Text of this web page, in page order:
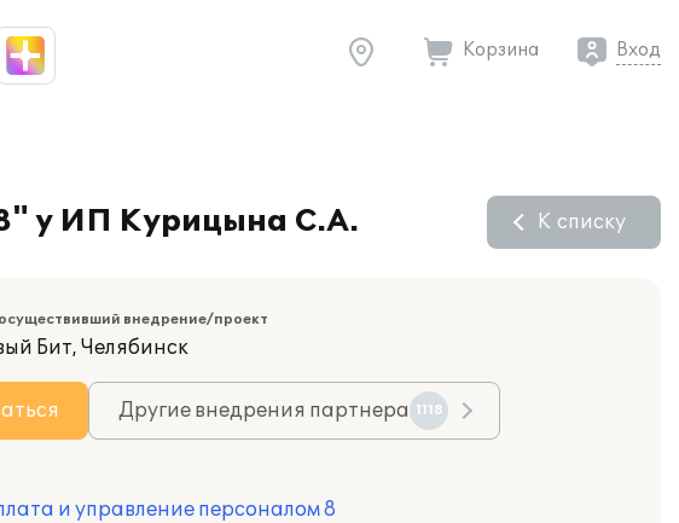
Корзина Вход
у ИП Курицына С.А. К списку
внедрение/проект
Бит, Челябинск
Другие внедрения партнера 1118
и управление персоналом 8